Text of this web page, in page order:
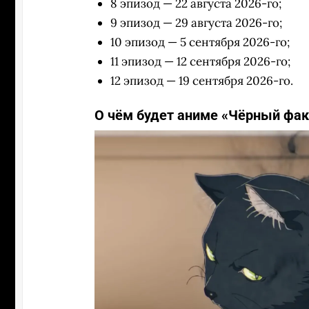
8 эпизод — 22 августа 2026-го;
9 эпизод — 29 августа 2026-го;
10 эпизод — 5 сентября 2026-го;
11 эпизод — 12 сентября 2026-го;
12 эпизод — 19 сентября 2026-го.
О чём будет аниме «Чёрный